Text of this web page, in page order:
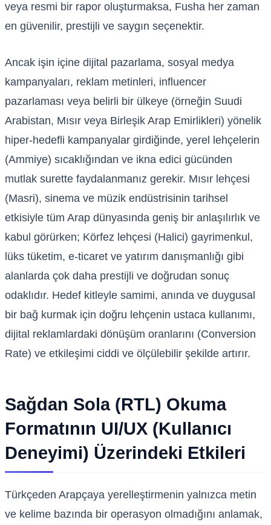
veya resmi bir rapor oluşturmaksa, Fusha her zaman
en güvenilir, prestijli ve saygın seçenektir.
Ancak işin içine dijital pazarlama, sosyal medya
kampanyaları, reklam metinleri, influencer
pazarlaması veya belirli bir ülkeye (örneğin Suudi
Arabistan, Mısır veya Birleşik Arap Emirlikleri) yönelik
hiper-hedefli kampanyalar girdiğinde, yerel lehçelerin
(Ammiye) sıcaklığından ve ikna edici gücünden
mutlak surette faydalanmanız gerekir. Mısır lehçesi
(Masri), sinema ve müzik endüstrisinin tarihsel
etkisiyle tüm Arap dünyasında geniş bir anlaşılırlık ve
kabul görürken; Körfez lehçesi (Halici) gayrimenkul,
lüks tüketim, e-ticaret ve yatırım danışmanlığı gibi
alanlarda çok daha prestijli ve doğrudan sonuç
odaklıdır. Hedef kitleyle samimi, anında ve duygusal
bir bağ kurmak için doğru lehçenin ustaca kullanımı,
dijital reklamlardaki dönüşüm oranlarını (Conversion
Rate) ve etkileşimi ciddi ve ölçülebilir şekilde artırır.
Sağdan Sola (RTL) Okuma
Formatının UI/UX (Kullanıcı
Deneyimi) Üzerindeki Etkileri
Türkçeden Arapçaya yerelleştirmenin yalnızca metin
ve kelime bazında bir operasyon olmadığını anlamak,